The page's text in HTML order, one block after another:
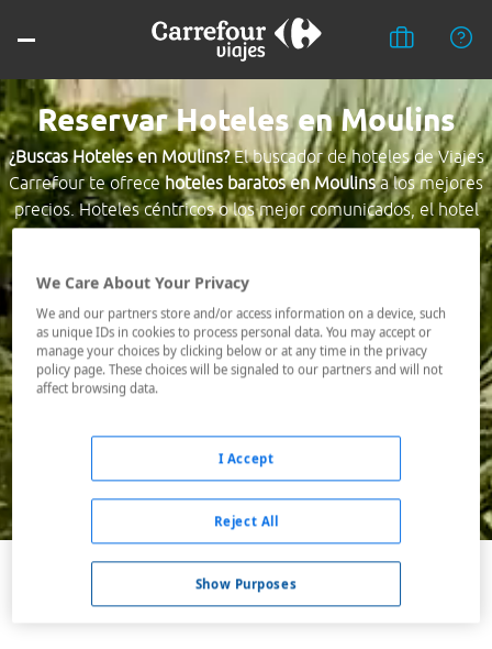
Reservar Hoteles en Moulins
¿Buscas Hoteles en Moulins?El buscador de hoteles de Viajes
Carrefour te ofrecehoteles baratos en Moulinsa los mejores
precios. Hoteles céntricos o los mejor comunicados, el hotel
que busques nosotros te lo encontramos al mejor precio.
Destino *
Fechas *
07/08/2026 - 08/08/2026
Buscar
VER TODOS LOS HOTELES BARATOS EN MOULINS
We Care About Your Privacy
We and our partners store and/or access information on a device, such
as unique IDs in cookies to process personal data. You may accept or
manage your choices by clicking below or at any time in the privacy
policy page. These choices will be signaled to our partners and will not
affect browsing data.
Show Purposes
Reject All
I Accept